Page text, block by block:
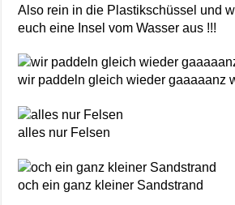
Also rein in die Plastikschüssel und
euch eine Insel vom Wasser aus !!!
wir paddeln gleich wieder gaaaaanz
alles nur Felsen
och ein ganz kleiner Sandstrand